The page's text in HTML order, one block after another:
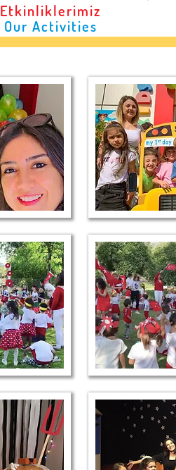
Etkinliklerimiz
Our Activities